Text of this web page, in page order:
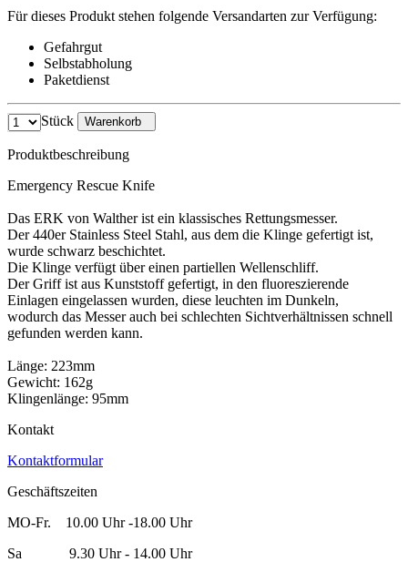
Für dieses Produkt stehen folgende Versandarten zur Verfügung:
Gefahrgut
Selbstabholung
Paketdienst
Stück Warenkorb
Produktbeschreibung
Emergency Rescue Knife
Das ERK von Walther ist ein klassisches Rettungsmesser.
Der 440er Stainless Steel Stahl, aus dem die Klinge gefertigt ist,
wurde schwarz beschichtet.
Die Klinge verfügt über einen partiellen Wellenschliff.
Der Griff ist aus Kunststoff gefertigt, in den fluoreszierende
Einlagen eingelassen wurden, diese leuchten im Dunkeln,
wodurch das Messer auch bei schlechten Sichtverhältnissen schnell
gefunden werden kann.
Länge: 223mm
Gewicht: 162g
Klingenlänge: 95mm
Kontakt
Kontaktformular
Geschäftszeiten
MO-Fr. 10.00 Uhr -18.00 Uhr
Sa 9.30 Uhr - 14.00 Uhr